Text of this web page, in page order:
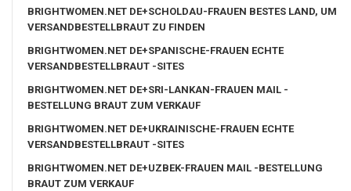
BRIGHTWOMEN.NET DE+SCHOLDAU-FRAUEN BESTES LAND, UM
VERSANDBESTELLBRAUT ZU FINDEN
BRIGHTWOMEN.NET DE+SPANISCHE-FRAUEN ECHTE
VERSANDBESTELLBRAUT -SITES
BRIGHTWOMEN.NET DE+SRI-LANKAN-FRAUEN MAIL -
BESTELLUNG BRAUT ZUM VERKAUF
BRIGHTWOMEN.NET DE+UKRAINISCHE-FRAUEN ECHTE
VERSANDBESTELLBRAUT -SITES
BRIGHTWOMEN.NET DE+UZBEK-FRAUEN MAIL -BESTELLUNG
BRAUT ZUM VERKAUF